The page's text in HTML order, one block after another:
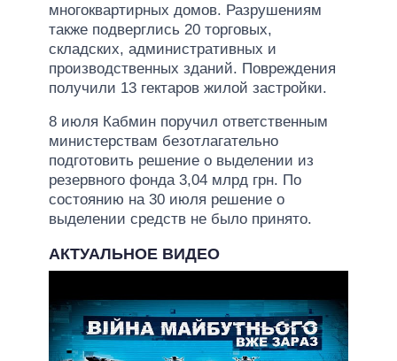
многоквартирных домов. Разрушениям
также подверглись 20 торговых,
складских, административных и
производственных зданий. Повреждения
получили 13 гектаров жилой застройки.
8 июля Кабмин поручил ответственным
министерствам безотлагательно
подготовить решение о выделении из
резервного фонда 3,04 млрд грн. По
состоянию на 30 июля решение о
выделении средств не было принято.
АКТУАЛЬНОЕ ВИДЕО